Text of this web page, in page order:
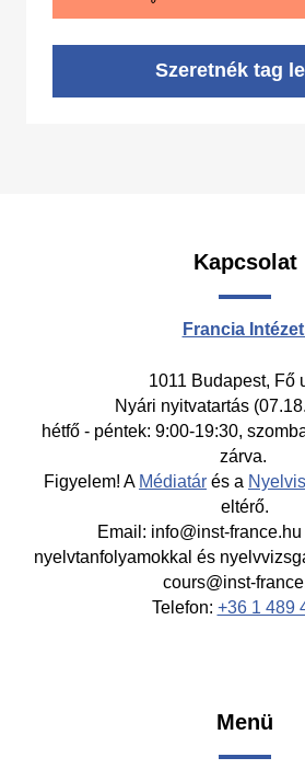
Szeretnék tag
Kapcsolat
Francia Intézet
1011 Budapest, Fő
Nyári nyitvatartás
hétfő - péntek: 9:00-19:30,
zárva.
Figyelem! A Médiatár és a
eltérő.
Email: info@inst-
nyelvtanfolyamokkal és
cours@inst-
Telefon: +36 1 489
Menü